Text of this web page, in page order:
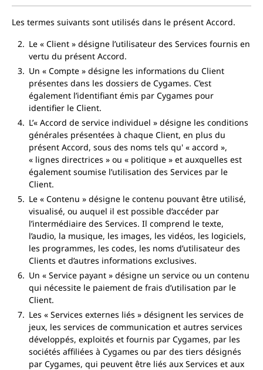
Les termes suivants sont utilisés dans le présent Accord.
Le « Client » désigne l’utilisateur des Services fournis en
vertu du présent Accord.
Un « Compte » désigne les informations du Client
présentes dans les dossiers de Cygames. C’est
également l’identifiant émis par Cygames pour
identifier le Client.
L’« Accord de service individuel » désigne les conditions
générales présentées à chaque Client, en plus du
présent Accord, sous des noms tels qu' « accord »,
« lignes directrices » ou « politique » et auxquelles est
également soumise l’utilisation des Services par le
Client.
Le « Contenu » désigne le contenu pouvant être utilisé,
visualisé, ou auquel il est possible d’accéder par
l’intermédiaire des Services. Il comprend le texte,
l’audio, la musique, les images, les vidéos, les logiciels,
les programmes, les codes, les noms d’utilisateur des
Clients et d’autres informations exclusives.
Un « Service payant » désigne un service ou un contenu
qui nécessite le paiement de frais d’utilisation par le
Client.
Les « Services externes liés » désignent les services de
jeux, les services de communication et autres services
développés, exploités et fournis par Cygames, par les
sociétés affiliées à Cygames ou par des tiers désignés
par Cygames, qui peuvent être liés aux Services et aux